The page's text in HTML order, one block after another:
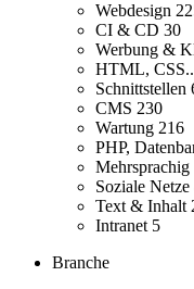
Webdesign
CI & CD 30
Werbung &
HTML,
Schnittstellen
CMS 230
Wartung 216
PHP,
Mehrsprachig
Soziale Netze
Text & Inhalt
Intranet 5
Branche